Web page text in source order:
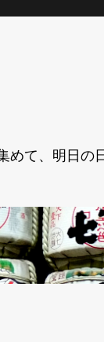
て、明日の